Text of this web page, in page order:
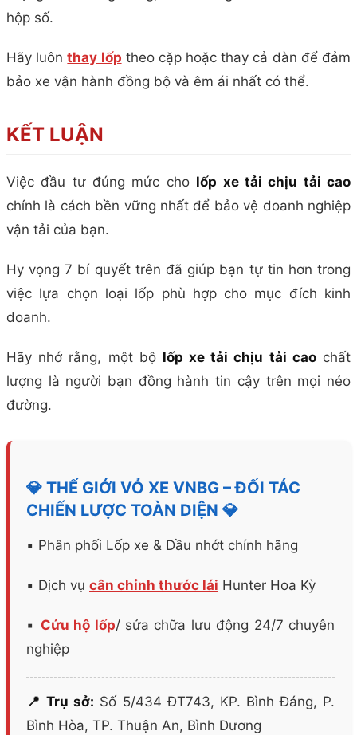
hộp số.
Hãy luônthay lốp theo cặp hoặc thay cả dàn để đảm
bảo xe vận hành đồng bộ và êm ái nhất có thể.
KẾT LUẬN
Việc đầu tư đúng mức cho lốp xe tải chịu tải cao
chính là cách bền vững nhất để bảo vệ doanh nghiệp
vận tải của bạn.
Hy vọng 7 bí quyết trên đã giúp bạn tự tin hơn trong
việc lựa chọn loại lốp phù hợp cho mục đích kinh
doanh.
Hãy nhớ rằng, một bộ lốp xe tải chịu tải caochất
lượng là người bạn đồng hành tin cậy trên mọi nẻo
đường.
💎 THẾ GIỚI VỎ XE VNBG – ĐỐI TÁC
CHIẾN LƯỢC TOÀN DIỆN 💎
▪️ Phân phối Lốp xe & Dầu nhớt chính hãng
▪️ Dịch vụ cân chỉnh thước lái Hunter Hoa Kỳ
▪️ Cứu hộ lốp/ sửa chữa lưu động 24/7 chuyên
nghiệp
📍 Trụ sở: Số 5/434 ĐT743, KP. Bình Đáng, P.
Bình Hòa, TP. Thuận An, Bình Dương